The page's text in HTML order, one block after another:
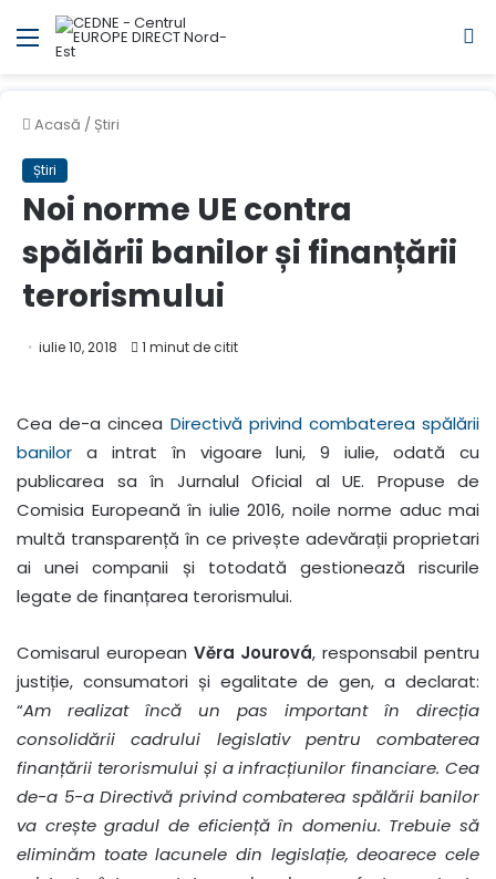
Meniul
Acasă / Știri
Știri
Noi norme UE contra
spălării banilor și finanțării
terorismului
iulie 10, 2018 1 minut de citit
Cea de-a cincea Directivă privind combaterea spălării
banilor a intrat în vigoare luni, 9 iulie, odată cu
publicarea sa în Jurnalul Oficial al UE. Propuse de
Comisia Europeană în iulie 2016, noile norme aduc mai
multă transparență în ce privește adevărații proprietari
ai unei companii și totodată gestionează riscurile
legate de finanțarea terorismului.
Comisarul european Věra Jourová, responsabil pentru
justiție, consumatori și egalitate de gen, a declarat:
“Am realizat încă un pas important în direcția
consolidării cadrului legislativ pentru combaterea
finanțării terorismului și a infracțiunilor financiare. Cea
de-a 5-a Directivă privind combaterea spălării banilor
va crește gradul de eficiență în domeniu. Trebuie să
eliminăm toate lacunele din legislație, deoarece cele